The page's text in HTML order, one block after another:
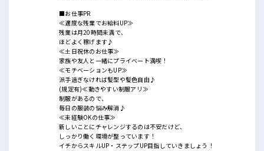
■お仕事PR
≪適度な残業でお給料UP≫
残業は月20時間未満で、
ほどよく稼げます♪
≪土日祝休のお仕事≫
家族や友人と一緒にプライベート満喫！
≪モチベーションもUP≫
派手過ぎなければ髪型や髪色自由♪
(規定有)≪動きやすい制服アリ≫
制服があるので、
毎日の服装の悩み解消♪
≪未経験OKの仕事≫
新しいことにチャレンジするのは不安だけど、
しっかり働く環境が整っています！
イチからスキルUP・ステップUP目指していきましょう！